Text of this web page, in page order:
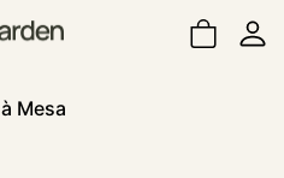
à Mesa